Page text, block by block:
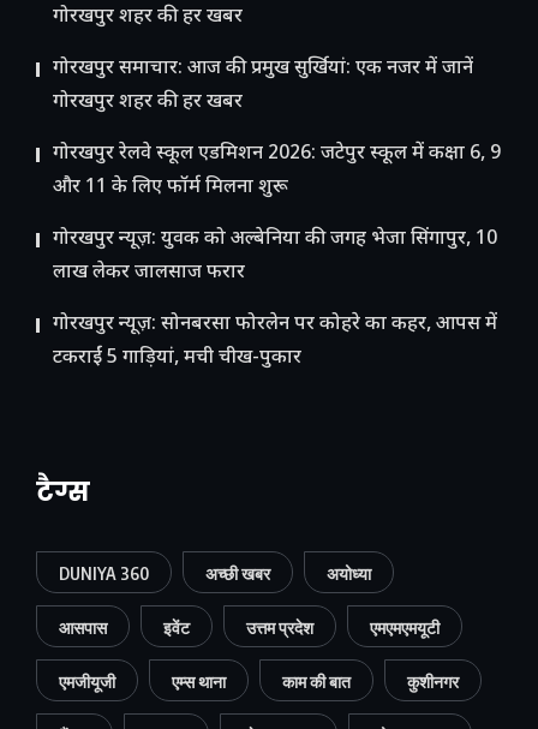
गोरखपुर शहर की हर खबर
गोरखपुर समाचार: आज की प्रमुख सुर्खियां: एक नजर में जानें
गोरखपुर शहर की हर खबर
गोरखपुर रेलवे स्कूल एडमिशन 2026: जटेपुर स्कूल में कक्षा 6, 9
और 11 के लिए फॉर्म मिलना शुरू
गोरखपुर न्यूज़: युवक को अल्बेनिया की जगह भेजा सिंगापुर, 10
लाख लेकर जालसाज फरार
गोरखपुर न्यूज़: सोनबरसा फोरलेन पर कोहरे का कहर, आपस में
टकराईं 5 गाड़ियां, मची चीख-पुकार
टैग्स
DUNIYA 360 अच्छी खबर अयोध्या
आसपास इवेंट उत्तम प्रदेश एमएमएमयूटी
एमजीयूजी एम्स थाना काम की बात कुशीनगर